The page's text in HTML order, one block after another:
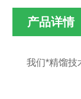
产品详情
我们*精馏技